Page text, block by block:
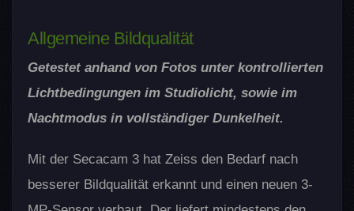
Allgemeine Bildqualität
Getestet anhand von Fotos unter kontrollierten
Lichtbedingungen im Studiolicht, sowie im
Nachtmodus in vollständiger Dunkelheit.
Mit der Secacam 3 hat Zeiss den Bedarf nach
besserer Bildqualität erkannt und einen neuen 3-